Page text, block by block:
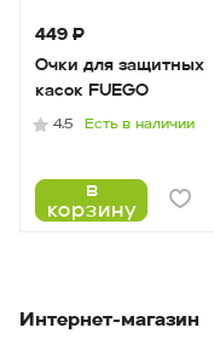
449 ₽
Очки для защитных
касок FUEGO
4.5 Есть в наличии
в
корзину
Интернет-магазин